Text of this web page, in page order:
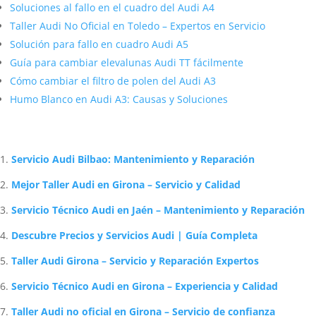
Soluciones al fallo en el cuadro del Audi A4
Taller Audi No Oficial en Toledo – Expertos en Servicio
Solución para fallo en cuadro Audi A5
Guía para cambiar elevalunas Audi TT fácilmente
Cómo cambiar el filtro de polen del Audi A3
Humo Blanco en Audi A3: Causas y Soluciones
Servicio Audi Bilbao: Mantenimiento y Reparación
Mejor Taller Audi en Girona – Servicio y Calidad
Servicio Técnico Audi en Jaén – Mantenimiento y Reparación
Descubre Precios y Servicios Audi | Guía Completa
Taller Audi Girona – Servicio y Reparación Expertos
Servicio Técnico Audi en Girona – Experiencia y Calidad
Taller Audi no oficial en Girona – Servicio de confianza